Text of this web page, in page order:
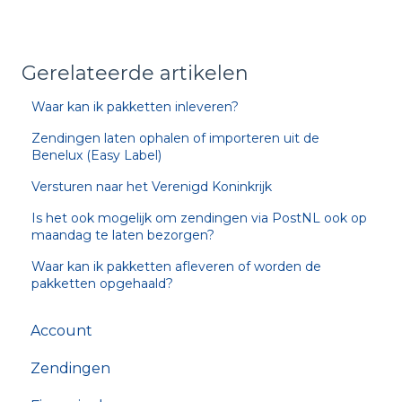
Gerelateerde artikelen
Waar kan ik pakketten inleveren?
Zendingen laten ophalen of importeren uit de
Benelux (Easy Label)
Versturen naar het Verenigd Koninkrijk
Is het ook mogelijk om zendingen via PostNL ook op
maandag te laten bezorgen?
Waar kan ik pakketten afleveren of worden de
pakketten opgehaald?
Account
Zendingen